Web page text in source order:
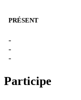
PRÉSENT
-
-
-
Participe